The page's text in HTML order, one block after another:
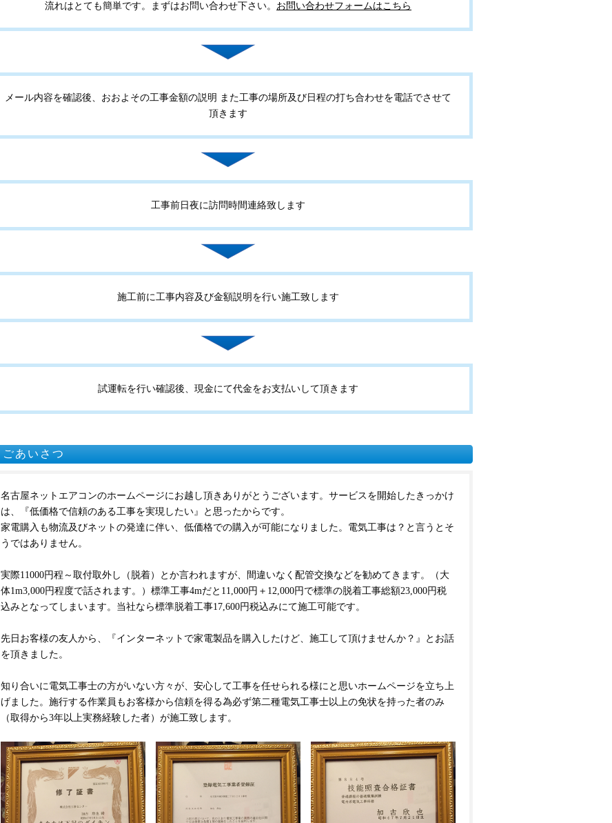
流れはとても簡単です。まずはお問い合わせ下さい。 お問い合わせフォームはこちら
メール内容を確認後、おおよその工事金額の説明 また工事の場所及び日程の打ち合わせを電話でさせて
頂きます
工事前日夜に訪問時間連絡致します
施工前に工事内容及び金額説明を行い施工致します
試運転を行い確認後、現金にて代金をお支払いして頂きます
ごあいさつ
名古屋ネットエアコンのホームページにお越し頂きありがとうございます。サービスを開始したきっかけ
は、『低価格で信頼のある工事を実現したい』と思ったからです。
家電購入も物流及びネットの発達に伴い、低価格での購入が可能になりました。電気工事は？と言うとそ
うではありません。
実際11000円程～取付取外し（脱着）とか言われますが、間違いなく配管交換などを勧めてきます。（大
体1m3,000円程度で話されます。）標準工事4mだと11,000円＋12,000円で標準の脱着工事総額23,000円税
込みとなってしまいます。当社なら標準脱着工事17,600円税込みにて施工可能です。
先日お客様の友人から、『インターネットで家電製品を購入したけど、施工して頂けませんか？』とお話
を頂きました。
知り合いに電気工事士の方がいない方々が、安心して工事を任せられる様にと思いホームページを立ち上
げました。施行する作業員もお客様から信頼を得る為必ず第二種電気工事士以上の免状を持った者のみ
（取得から3年以上実務経験した者）が施工致します。